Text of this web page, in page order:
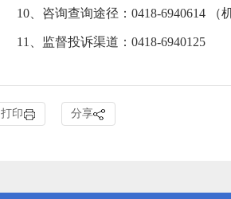
10、咨询查询途径：0418-6940614 （
11、监督投诉渠道：0418-6940125
打印 分享